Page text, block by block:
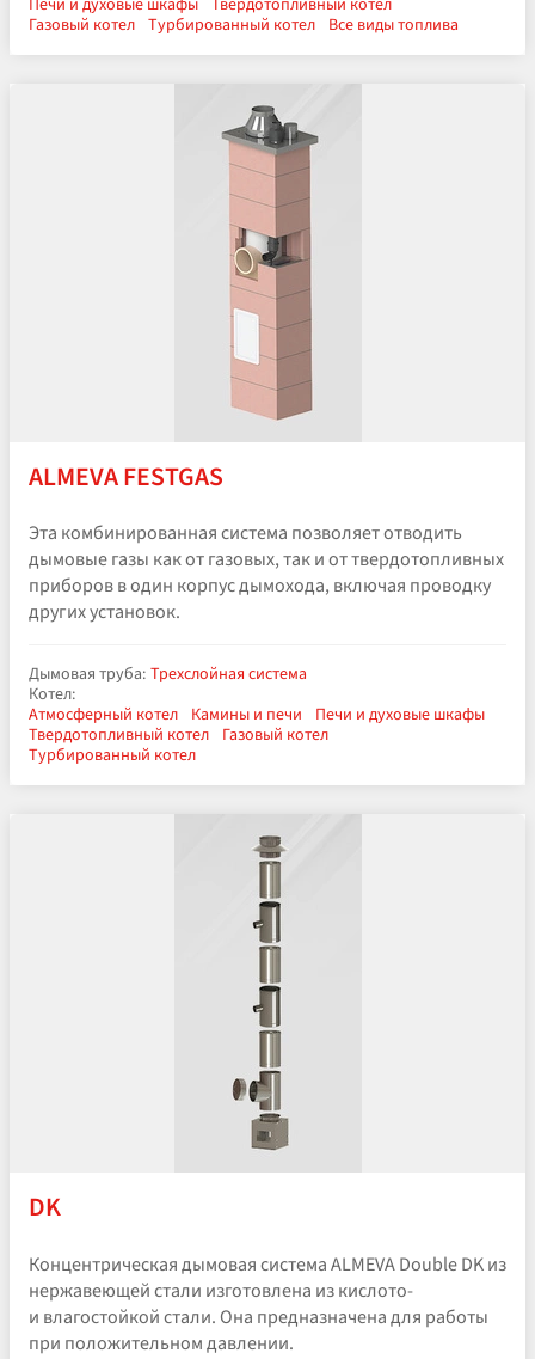
Газовый котел Турбированный котел Все виды топлива
ALMEVA FESTGAS
Эта комбинированная система позволяет отводить
дымовые газы как от газовых, так и от твердотопливных
приборов в один корпус дымохода, включая проводку
других установок.
Дымовая труба: Трехслойная система
Котел:
Атмосферный котел Камины и печи
Печи и духовые шкафы
Твердотопливный котел Газовый котел
Турбированный котел
DK
Концентрическая дымовая система ALMEVA Double DK из
нержавеющей стали изготовлена из кислото-
и влагостойкой стали. Она предназначена для работы
при положительном давлении.